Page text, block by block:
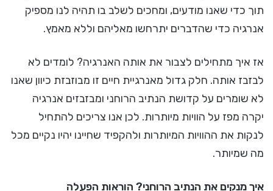
תוך כדי שאנו מודעים, ומחכים לשלב בו תהיה לנו מספיק
אנרגיה כדי שהדברים יתרחשו מאליהם וללא מאמץ.
אז איך מתחילים לצבור את אותה האנרגיה? לומדים לא
לבזבז אותה. חלק גדול מאנרגיית חיים זו מבוזבזת כיוון שאנו
לא שומרים על קדושת הנתיב הרוחני ומבזבזים אנרגיה
יקרה מפז על הוויות מיותרות. לכן אנו צריכים להתחיל
לנקות את ההוויות המיותרות ולהקפיד שחיינו יהיו נקיים מכל
מה שמיותר.
איך מנקים את הנתיב הרוחני? הוראות הפעלה